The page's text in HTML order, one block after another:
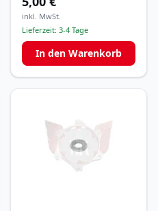
inkl. MwSt.
Lieferzeit: 3-4 Tage
In den Warenkorb